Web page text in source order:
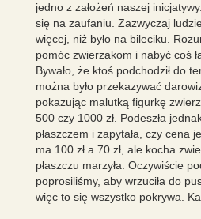
jedno z założeń naszej
się na zaufaniu. Zazwyczaj
więcej, niż było na bileciku.
pomóc zwierzakom i nabyć coś
Bywało, że ktoś podchodził do
można było przekazywać
pokazując malutką figurkę
500 czy 1000 zł. Podeszła
płaszczem i zapytała, czy cena
ma 100 zł a 70 zł, ale kocha
płaszczu marzyła. Oczywiście
poprosiliśmy, aby wrzuciła do
więc to się wszystko pokrywa.